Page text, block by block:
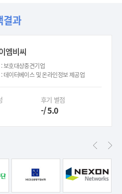
과
엠비씨
보호대상중견기업
데이터베이스 및 온라인정보 제공업
후기 별점
-/ 5.0